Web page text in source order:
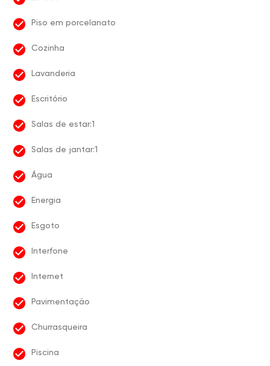
Piso em porcelanato
Cozinha
Lavanderia
Escritório
Salas de estar:1
Salas de jantar:1
Água
Energia
Esgoto
Interfone
Internet
Pavimentação
Churrasqueira
Piscina